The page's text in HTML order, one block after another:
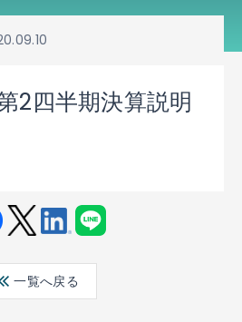
2四半期決算説明
ter
edin
一覧へ戻る